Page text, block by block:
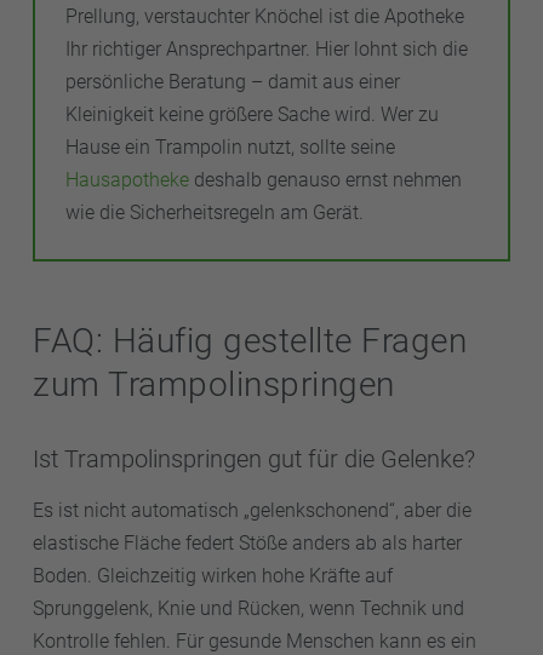
Prellung, verstauchter Knöchel ist die Apotheke
Ihr richtiger Ansprechpartner. Hier lohnt sich die
persönliche Beratung – damit aus einer
Kleinigkeit keine größere Sache wird. Wer zu
Hause ein Trampolin nutzt, sollte seine
Hausapotheke deshalb genauso ernst nehmen
wie die Sicherheitsregeln am Gerät.
FAQ: Häufig gestellte Fragen
zum Trampolinspringen
Ist Trampolinspringen gut für die Gelenke?
Es ist nicht automatisch „gelenkschonend“, aber die
elastische Fläche federt Stöße anders ab als harter
Boden. Gleichzeitig wirken hohe Kräfte auf
Sprunggelenk, Knie und Rücken, wenn Technik und
Kontrolle fehlen. Für gesunde Menschen kann es ein